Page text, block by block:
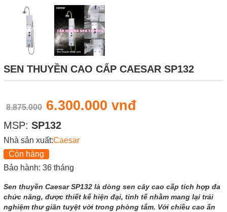
SEN THUYỀN CAO CẤP CAESAR SP132
8.875.000 6.300.000 vnđ
MSP: SP132
Nhà sản xuất:Caesar
Còn hàng
Bảo hành: 36 tháng
Sen thuyền Caesar SP132 là dòng sen cây cao cấp tích hợp đa
chức năng, được thiết kế hiện đại, tinh tế nhằm mang lại trải
nghiệm thư giãn tuyệt vời trong phòng tắm. Với chiều cao ấn